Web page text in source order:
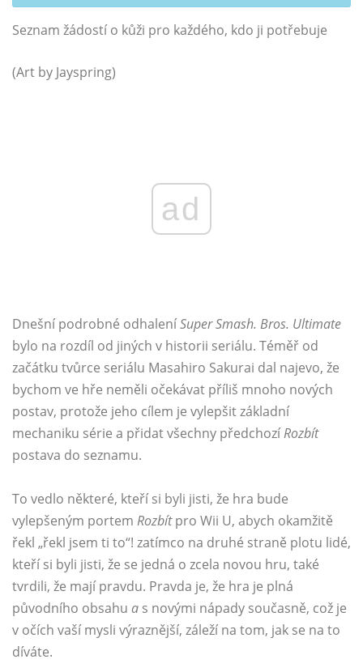
Seznam žádostí o kůži pro každého, kdo ji potřebuje
(Art by Jayspring)
ad
Dnešní podrobné odhaleníSuper Smash. Bros. Ultimate
bylo na rozdíl od jiných v historii seriálu. Téměř od
začátku tvůrce seriálu Masahiro Sakurai dal najevo, že
bychom ve hře neměli očekávat příliš mnoho nových
postav, protože jeho cílem je vylepšit základní
mechaniku série a přidat všechny předchozíRozbít
postava do seznamu.
To vedlo některé, kteří si byli jisti, že hra bude
vylepšeným portem Rozbítpro Wii U, abych okamžitě
řekl „řekl jsem ti to“! zatímco na druhé straně plotu lidé,
kteří si byli jisti, že se jedná o zcela novou hru, také
tvrdili, že mají pravdu. Pravda je, že hra je plná
původního obsahu a s novými nápady současně, což je
v očích vaší mysli výraznější, záleží na tom, jak se na to
díváte.